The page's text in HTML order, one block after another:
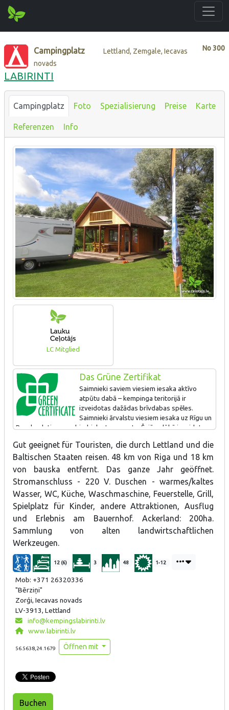
No300
Campingplatz
Lettland, Zemgale, Iecavas
novads
LABIRINTI
Campingplatz Foto Spezialisierung Preise Karte
Referenzen Info
LC Mitglied
Das Grüne Zertifikat
Saimnieki saviem viesiem iesaka aktīvo
atpūtu dabā – kempinga teritorijā ir
izveidotas dažādas brīvdabas spēles.
Saimnieki ārvalstu viesiem iesaka uz Rīgu un
Bausku doties ar sabiedrisko transportu. Šajā nolūkā izveidota
un norādīts, kur atrast reisu sarakstu.
Gut geeignet für Touristen, die durch Lettland und die
Baltischen Staaten reisen. 48 km von Riga und 18 km
von bauska entfernt. Das ganze Jahr geöffnet.
Stromanschluss - 220 V. Duschen - warmes/kaltes
Wasser, WC, Küche, Waschmaschine, Feuerstelle, Grill,
Spielplatz für Kinder, andere Attraktionen, Ausflug
und Erlebnis am Bauernhof. Ackerland: 200ha.
Sammlung von alten landwirtschaftlichen
Werkzeugen.
12 (6) 3 48 1-12
Mob: +371 26320336
"Bērziņi"
Zorģi, Iecavas novads
LV-3913, Lettland
info@kempingslabirinti.lv
www.labirinti.lv
56.5638,24.1679 Öffnen mit
Buchen